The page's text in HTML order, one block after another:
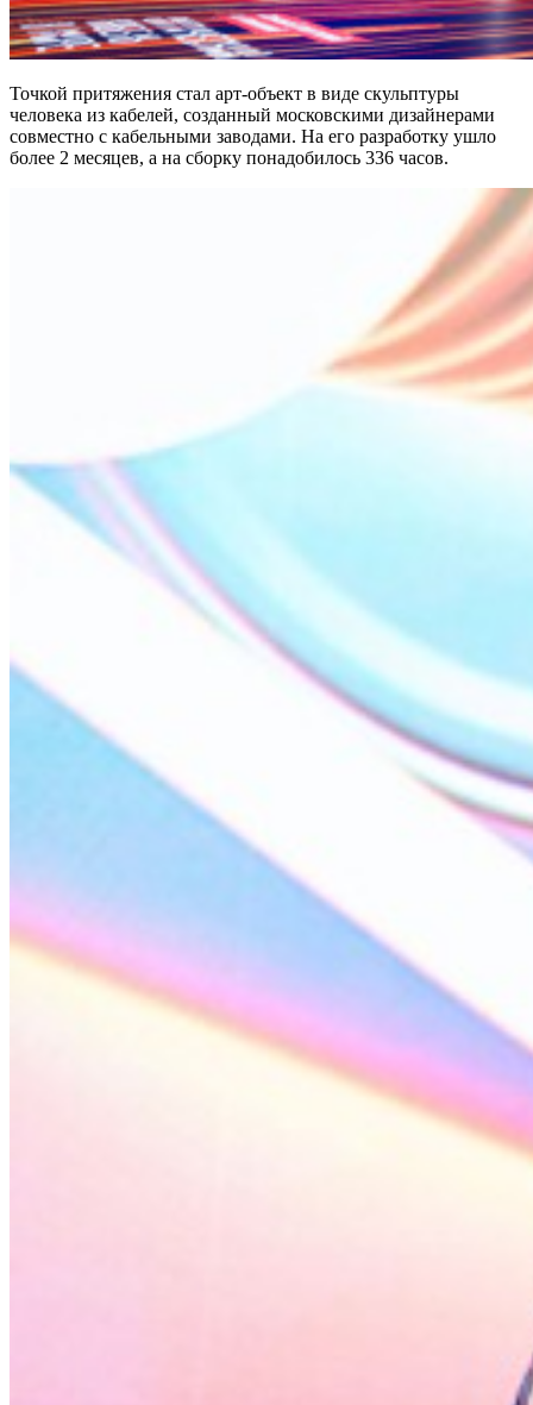
Точкой притяжения стал арт-объект в виде скульптуры
человека из кабелей, созданный московскими дизайнерами
совместно с кабельными заводами. На его разработку ушло
более 2 месяцев, а на сборку понадобилось 336 часов.